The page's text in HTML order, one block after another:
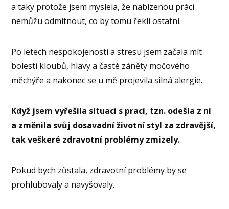
a taky protože jsem myslela, že nabízenou práci
nemůžu odmítnout, co by tomu řekli ostatní.
Po letech nespokojenosti a stresu jsem začala mít
bolesti kloubů, hlavy a časté záněty močového
měchýře a nakonec se u mě projevila silná alergie.
Když jsem vyřešila situaci s prací, tzn. odešla z ní
a změnila svůj dosavadní životní styl za zdravější,
tak veškeré zdravotní problémy zmizely.
Pokud bych zůstala, zdravotní problémy by se
prohlubovaly a navyšovaly.